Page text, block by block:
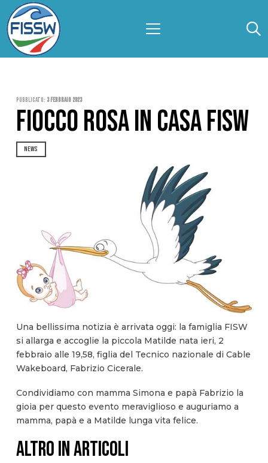
Pubblicato: 3 Febbraio 2023
FIOCCO ROSA IN CASA FISW
NEWS
Una bellissima notizia è arrivata oggi: la famiglia FISW
si allarga e accoglie la piccola Matilde nata ieri, 2
febbraio alle 19,58, figlia del Tecnico nazionale di Cable
Wakeboard, Fabrizio Cicerale.
Condividiamo con mamma Simona e papà Fabrizio la
gioia per questo evento meraviglioso e auguriamo a
mamma, papà e a Matilde lunga vita felice.
ALTRO IN ARTICOLI